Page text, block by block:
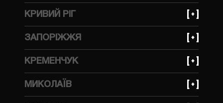
КРИВИЙ РІГ
вулиця Волгоградська, 2Д
ЗАПОРІЖЖЯ
вулиця Українська, 143
КРЕМЕНЧУК
+380 (99) 623 21 95
вулиця Ярмаркова, 7В
МИКОЛАЇВ